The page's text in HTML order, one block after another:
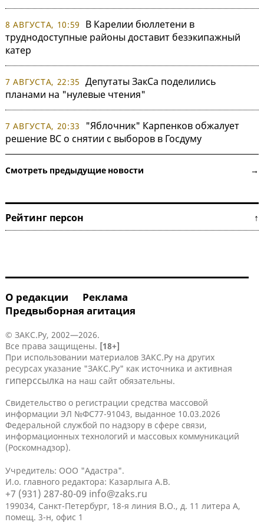
8 АВГУСТА, 10:59
В Карелии бюллетени в
труднодоступные районы доставит безэкипажный
катер
7 АВГУСТА, 22:35 Депутаты ЗакСа поделились
планами на "нулевые чтения"
7 АВГУСТА, 20:33
"Яблочник" Карпенков обжалует
решение ВС о снятии с выборов в Госдуму
Смотреть предыдущие новости →
Рейтинг персон ↑
О редакции
Реклама
Предвыборная агитация
© ЗАКС.Ру, 2002—2026.
Все права защищены. [18+]
При использовании материалов ЗАКС.Ру на других
ресурсах указание "ЗАКС.Ру" как источника и активная
гиперссылка на наш сайт обязательны.
Свидетельство о регистрации средства массовой
информации ЭЛ №ФС77-91043, выданное 10.03.2026
Федеральной службой по надзору в сфере связи,
информационных технологий и массовых коммуникаций
(Роскомнадзор).
Учредитель: ООО "Адастра".
И.о. главного редактора: Казарлыга А.В.
+7 (931) 287-80-09 info@zaks.ru
199034, Санкт-Петербург, 18-я линия В.О., д. 11 литера А,
помещ. 3-н, офис 1